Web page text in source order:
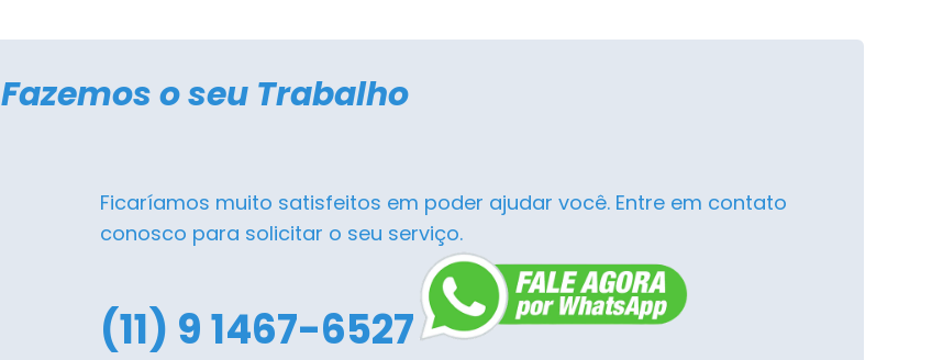
Fazemos o seu Trabalho
Ficaríamos muito satisfeitos em poder ajudar você. Entre em contato
conosco para solicitar o seu serviço.
(11) 9 1467-6527